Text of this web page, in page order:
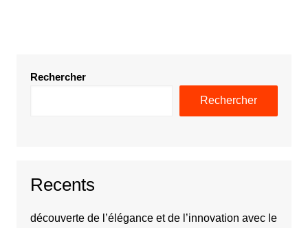
Rechercher
Rechercher
Recents
découverte de l’élégance et de l’innovation avec le